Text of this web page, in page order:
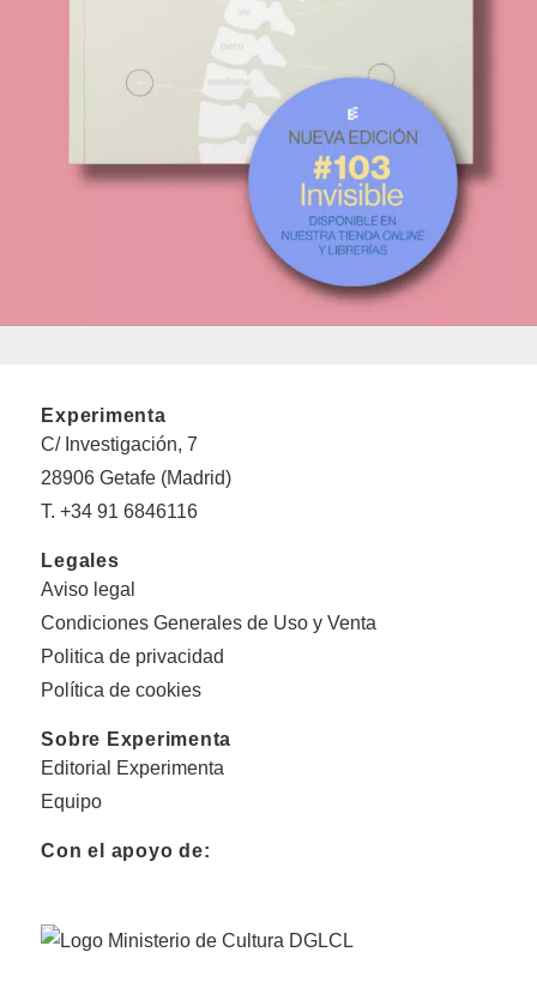
Experimenta
C/ Investigación, 7
28906 Getafe (Madrid)
T. +34 91 6846116
Legales
Aviso legal
Condiciones Generales de Uso y Venta
Politica de privacidad
Política de cookies
Sobre Experimenta
Editorial Experimenta
Equipo
Con el apoyo de: